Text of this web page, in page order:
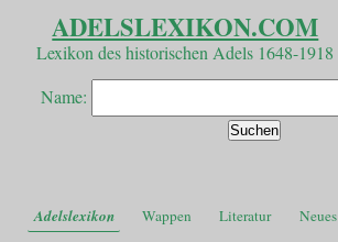
ADELSLEXIKON.COM
Lexikon des historischen Adels 1648-1918
Name:
Adelslexikon Wappen Literatur Neues